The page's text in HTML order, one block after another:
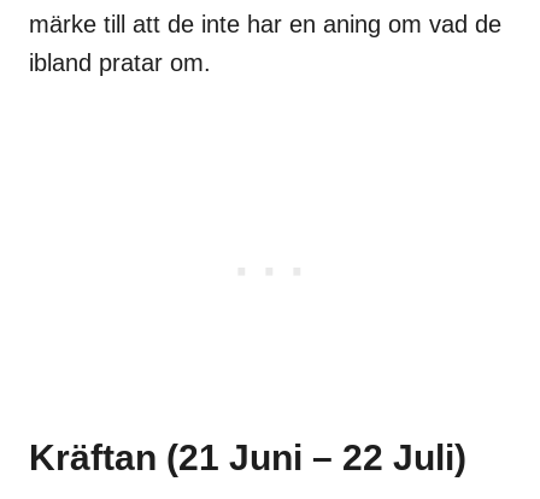
märke till att de inte har en aning om vad de
ibland pratar om.
Kräftan (21 Juni – 22 Juli)